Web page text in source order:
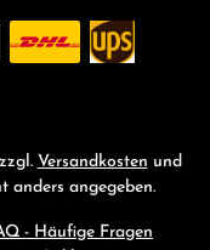
zur Kenntnis
bin mit ihnen
Versandkosten und
anders angegeben.
- Häufige Fragen